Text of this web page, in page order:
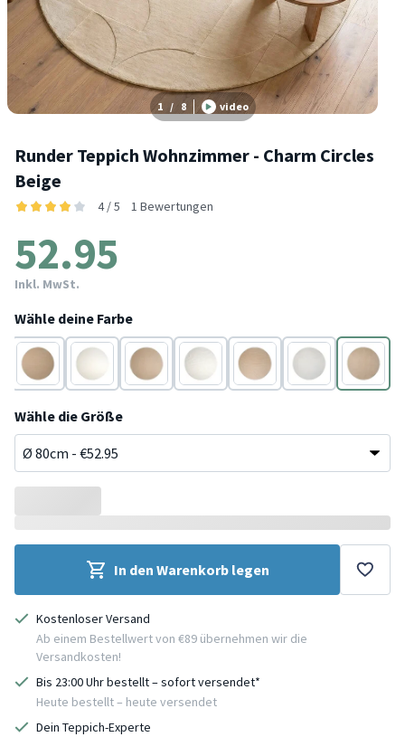
1 / 8 video
Runder Teppich Wohnzimmer - Charm Circles
Beige
4 / 5 1 Bewertungen
52.95
Inkl. MwSt.
Wähle deine Farbe
Beige Weiß Beige Weiß Beige Weiß
Beige
Wähle die Größe
In den Warenkorb legen
Kostenloser Versand
Ab einem Bestellwert von €89 übernehmen wir die
Versandkosten!
Bis 23:00 Uhr bestellt – sofort versendet*
Heute bestellt – heute versendet
Dein Teppich-Experte